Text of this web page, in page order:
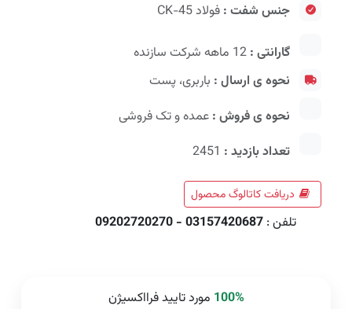
جنس شفت : فولاد CK-45
گارانتی :
نحوه ی ارسال : باربری، پست
نحوه ی فروش : عمده و تک فروشی
تعداد بازدید :
دریافت کاتالوگ محصول
تلفن : 03157420687 - 09202720270
100% مورد تایید فرااکسیژن